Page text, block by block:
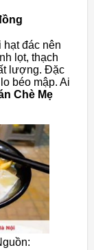
hạt đác nên
lọt, thạch
lượng. Đặc
béo mập. Ai
Chè Mẹ